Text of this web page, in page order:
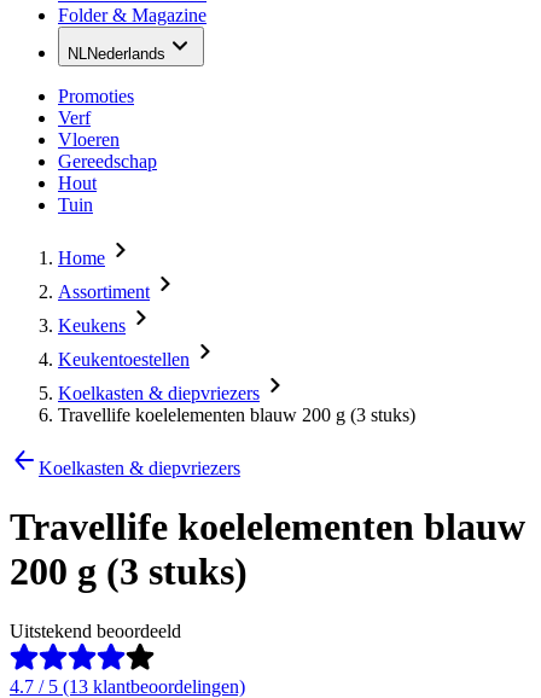
Folder & Magazine
NLNederlands
Promoties
Verf
Vloeren
Gereedschap
Hout
Tuin
Home
Assortiment
Keukens
Keukentoestellen
Koelkasten & diepvriezers
Travellife koelelementen blauw 200 g (3 stuks)
Koelkasten & diepvriezers
Travellife koelelementen blauw
200 g (3 stuks)
Uitstekend beoordeeld
4.7 / 5 (13 klantbeoordelingen)